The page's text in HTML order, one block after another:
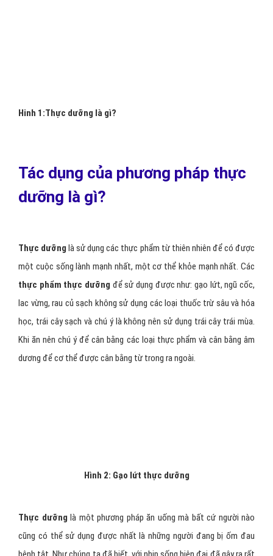
Hinh 1:Thực dưỡng là gì?
Tác dụng của phương pháp thực
dưỡng là gì?
Thực dưỡnglà sử dụng các thực phẩm từ thiên nhiên để có được
một cuộc sống lành mạnh nhất, một cơ thể khỏe mạnh nhất. Các
thực phẩm thực dưỡngđể sử dụng được như: gạo lứt, ngũ cốc,